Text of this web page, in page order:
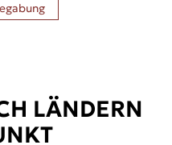
LÄNDERN